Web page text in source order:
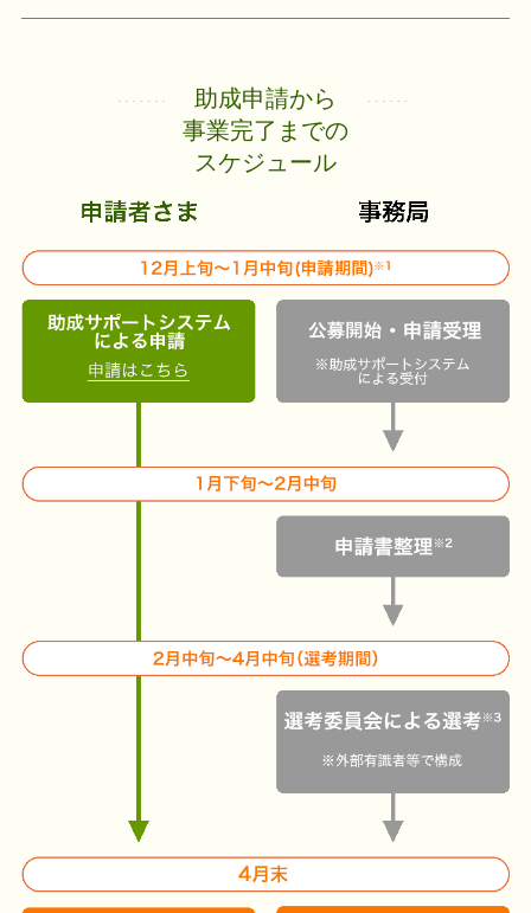
助成申請から
事業完了までの
スケジュール